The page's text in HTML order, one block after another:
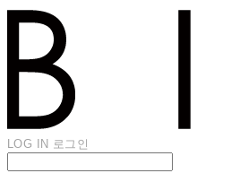
LOG IN 로그인